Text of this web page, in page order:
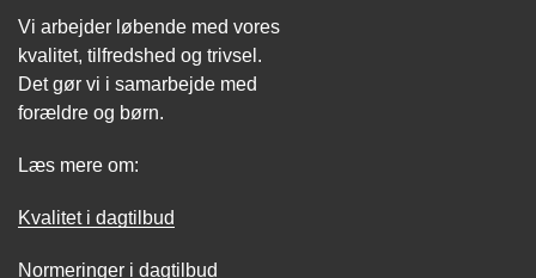
Vi arbejder løbende med vores
kvalitet, tilfredshed og trivsel.
Det gør vi i samarbejde med
forældre og børn.
Læs mere om:
Kvalitet i dagtilbud
Normeringer i dagtilbud